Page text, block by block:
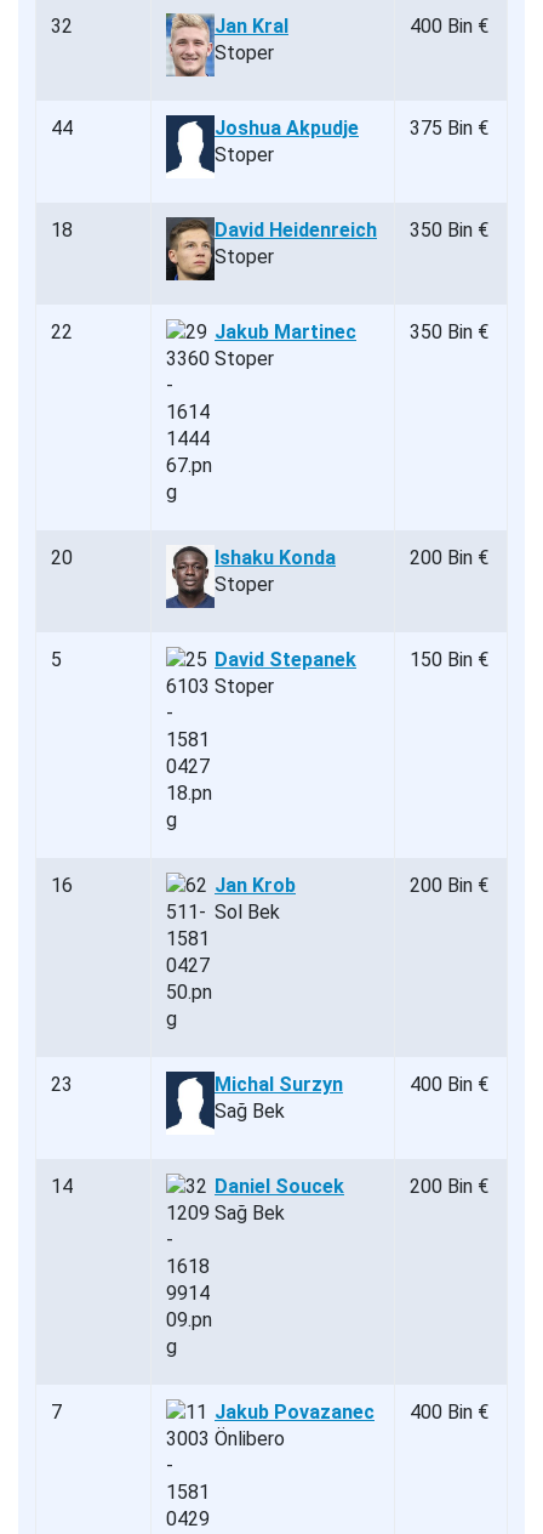
32
Jan Kral
Stoper
400 Bin €
44
Joshua Akpudje
Stoper
375 Bin €
18
David Heidenreich
Stoper
350 Bin €
22
Jakub Martinec
Stoper
350 Bin €
20
Ishaku Konda
Stoper
200 Bin €
5
David Stepanek
Stoper
150 Bin €
16
Jan Krob
Sol Bek
200 Bin €
23
Michal Surzyn
Sağ Bek
400 Bin €
14
Daniel Soucek
Sağ Bek
200 Bin €
7
Jakub Povazanec
Önlibero
400 Bin €